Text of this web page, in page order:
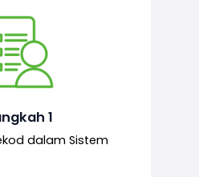
1
dalam Sistem
sejarah permohonan
oleh pemohon,